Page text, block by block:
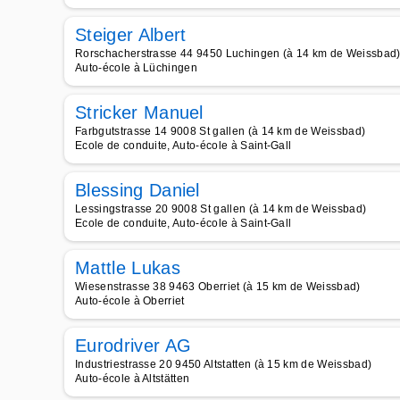
Steiger Albert
Rorschacherstrasse 44 9450 Luchingen (à 14 km de Weissbad)
Auto-école à Lüchingen
Stricker Manuel
Farbgutstrasse 14 9008 St gallen (à 14 km de Weissbad)
Ecole de conduite, Auto-école à Saint-Gall
Blessing Daniel
Lessingstrasse 20 9008 St gallen (à 14 km de Weissbad)
Ecole de conduite, Auto-école à Saint-Gall
Mattle Lukas
Wiesenstrasse 38 9463 Oberriet (à 15 km de Weissbad)
Auto-école à Oberriet
Eurodriver AG
Industriestrasse 20 9450 Altstatten (à 15 km de Weissbad)
Auto-école à Altstätten